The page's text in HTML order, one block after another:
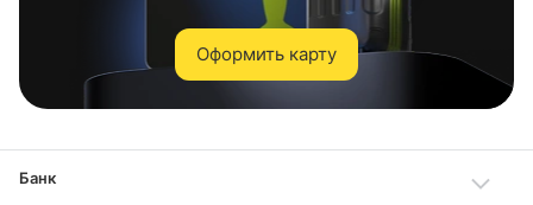
Оформить карту
Банк